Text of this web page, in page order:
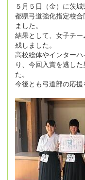
５月５日（金）に茨
都県弓道強化指定校
ました。
結果として、女子チ
残しました。
高校総体やインター
り、今回入賞を逃し
た。
今後とも弓道部の応援